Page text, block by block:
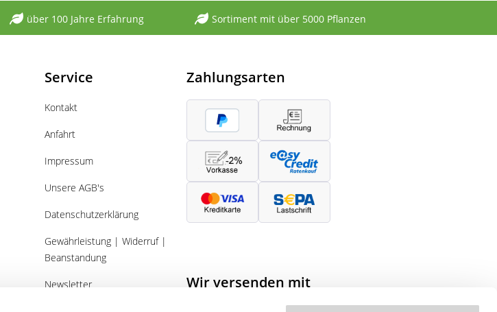
über 100 Jahre Erfahrung Sortiment mit über 5000 Pflanzen
Service
Kontakt
Anfahrt
Impressum
Unsere AGB's
Datenschutzerklärung
Gewährleistung | Widerruf |
Beanstandung
Newsletter
Zahlungsarten
Wir versenden mit